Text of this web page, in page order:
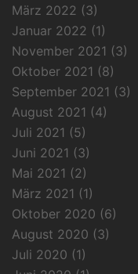
März 2022 (3)
Januar 2022 (1)
November 2021 (3)
Oktober 2021 (8)
September 2021 (3)
August 2021 (4)
Juli 2021 (5)
Juni 2021 (3)
Mai 2021 (2)
März 2021 (1)
Oktober 2020 (6)
August 2020 (3)
Juli 2020 (1)